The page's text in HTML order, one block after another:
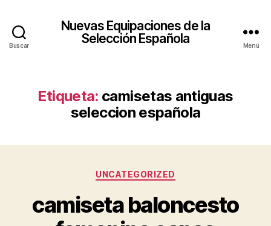
Buscar
Nuevas Equipaciones de la
Selección Española
Menú
Etiqueta: camisetas antiguas
seleccion española
Categorías
UNCATEGORIZED
camiseta baloncesto